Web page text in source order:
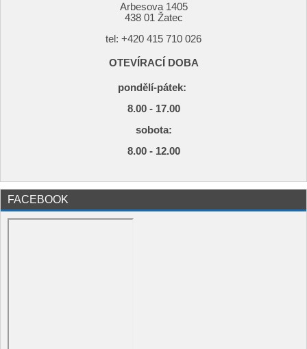
Arbesova 1405
438 01 Žatec
tel: +420 415 710 026
OTEVÍRACÍ DOBA
pondělí-pátek:
8.00 - 17.00
sobota:
8.00 - 12.00
FACEBOOK